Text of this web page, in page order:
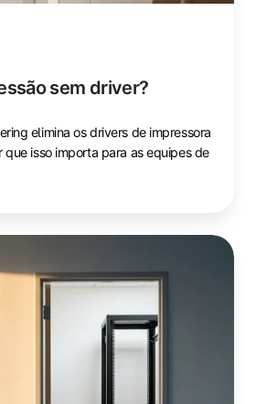
sem driver?
elimina os drivers de impressora
isso importa para as equipes de